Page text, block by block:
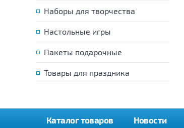
Наборы для творчества
Настольные игры
Пакеты подарочные
Товары для праздника
Каталог товаров Новости